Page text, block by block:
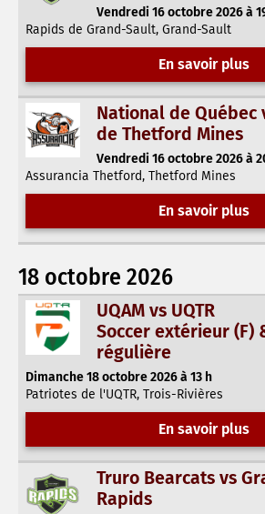
Vendredi 16 octobre 2026 à
Rapids de Grand-Sault, Grand-Sault
En savoir plus
National de Québec
de Thetford Mines
Vendredi 16 octobre 2026 à
Assurancia Thetford, Thetford Mines
En savoir plus
18 octobre 2026
UQAM vs UQTR
Soccer extérieur (F)
régulière
Dimanche 18 octobre 2026 à 13 h
Patriotes de l'UQTR, Trois-Rivières
En savoir plus
Truro Bearcats vs
Rapids